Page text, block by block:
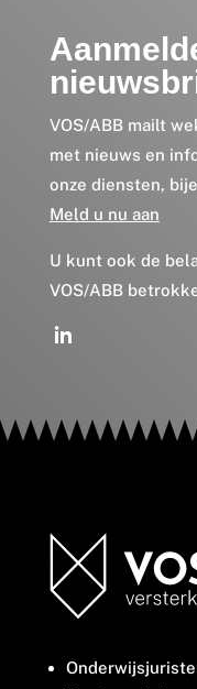
VOS/ABB mailt
met nieuws en
onze diensten,
Meld u nu aan
U kunt ook de
VOS/ABB